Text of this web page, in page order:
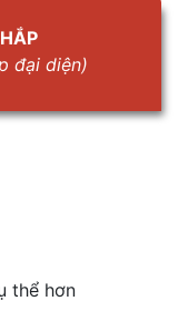
đại diện)
thể hơn